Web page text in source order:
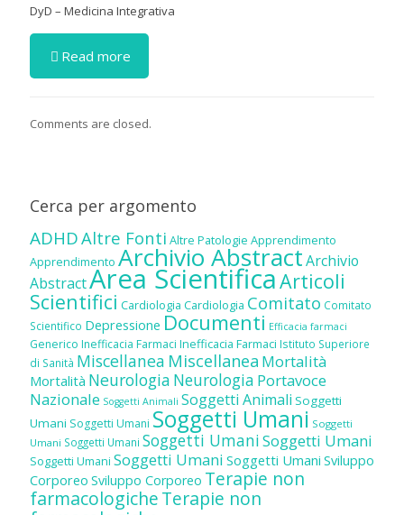
DyD – Medicina Integrativa
Read more
Comments are closed.
Cerca per argomento
ADHDAltre Fonti Altre Patologie Apprendimento
Apprendimento Archivio AbstractArchivio
AbstractArea ScientificaArticoli
Scientifici Cardiologia Cardiologia Comitato Comitato
Scientifico Depressione Documenti Efficacia farmaci
Generico Inefficacia Farmaci Inefficacia Farmaci Istituto Superiore
di Sanità Miscellanea Miscellanea Mortalità
Mortalità Neurologia Neurologia Portavoce
Nazionale Soggetti Animali Soggetti Animali Soggetti
Umani Soggetti Umani Soggetti Umani Soggetti
Umani Soggetti Umani Soggetti UmaniSoggetti Umani
Soggetti Umani Soggetti Umani Soggetti Umani Sviluppo
Corporeo Sviluppo Corporeo Terapie non
farmacologicheTerapie non